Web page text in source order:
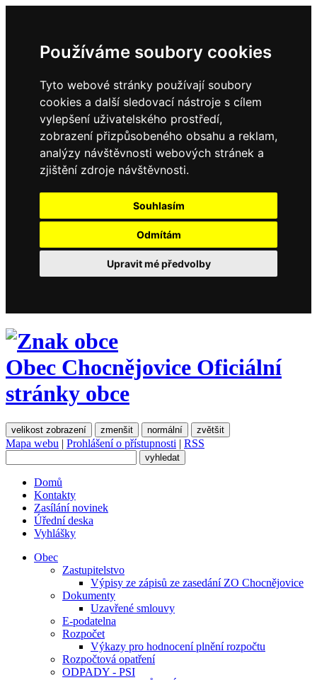
Používáme soubory cookies
Tyto webové stránky používají soubory
cookies a další sledovací nástroje s cílem
vylepšení uživatelského prostředí,
zobrazení přizpůsobeného obsahu a reklam,
analýzy návštěvnosti webových stránek a
zjištění zdroje návštěvnosti.
Souhlasím
Odmítám
Upravit mé předvolby
Obec Chocnějovice Oficiální
stránky obce
velikost zobrazení zmenšit normální zvětšit
Mapa webu | Prohlášení o přístupnosti | RSS
Domů
Kontakty
Zasílání novinek
Úřední deska
Vyhlášky
Obec
Zastupitelstvo
Výpisy ze zápisů ze zasedání ZO Chocnějovice
Dokumenty
Uzavřené smlouvy
E-podatelna
Rozpočet
Výkazy pro hodnocení plnění rozpočtu
Rozpočtová opatření
ODPADY - PSI